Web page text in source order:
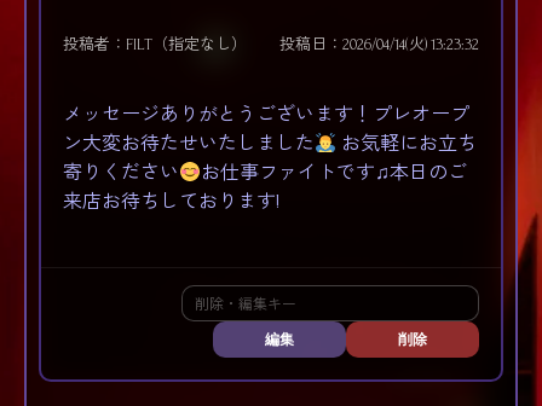
投稿者：FILT（指定なし） 投稿日：2026/04/14(火) 13:23:32
メッセージありがとうございます！プレオープ
ン大変お待たせいたしました
お気軽にお立ち
寄りください
お仕事ファイトです♫本日のご
来店お待ちしております!
編集 削除